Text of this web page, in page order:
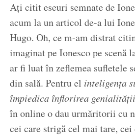
Ați citit eseuri semnate de
acum la un articol de-a lui
Hugo. Oh, ce m-am distrat
imaginat pe Ionesco pe scenă
ar fi luat în zeflemea sufletele
din sală. Pentru el inteligența
împiedica înflorirea genialității
în online o dau urmăritorii cu
cei care strigă cel mai tare,